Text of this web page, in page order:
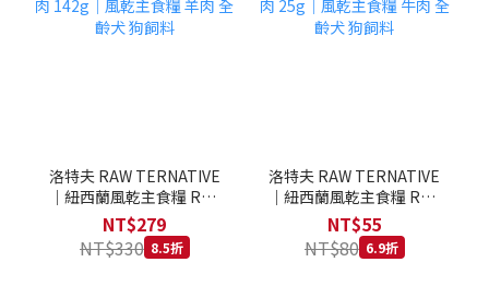
洛特夫 RAW TERNATIVE
｜紐西蘭風乾主食糧 RT3
羊肉 142g｜風乾主食糧 羊
肉 全齡犬 狗飼料
NT$279
NT$330 8.5折
洛特夫 RAW TERNATIVE
｜紐西蘭風乾主食糧 RT1
牛肉 25g｜風乾主食糧 牛
肉 全齡犬 狗飼料
NT$55
NT$80 6.9折